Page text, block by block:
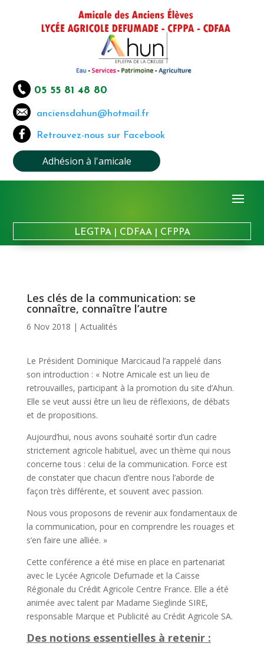
05 55 81 48 80
anciensdahun@hotmail.fr
Retrouvez-nous sur Facebook
Adhésion à l'amicale
LEGTPA| CDFAA| CFPPA
Les clés de la communication: se
connaître, connaître l’autre
6 Nov 2018 | Actualités
Le Président Dominique Marcicaud l’a rappelé dans
son introduction : « Notre Amicale est un lieu de
retrouvailles, participant à la promotion du site d’Ahun.
Elle se veut aussi être un lieu de réflexions, de débats
et de propositions.
Aujourd’hui, nous avons souhaité sortir d’un cadre
strictement agricole habituel, avec un thème qui nous
concerne tous : celui de la communication. Force est
de constater que chacun d’entre nous l’aborde de
façon très différente, et souvent avec passion.
Nous vous proposons de revenir aux fondamentaux de
la communication, pour en comprendre les rouages et
s’en faire une alliée. »
Cette conférence a été mise en place en partenariat
avec le Lycée Agricole Defumade et la Caisse
Régionale du Crédit Agricole Centre France. Elle a été
animée avec talent par Madame Sieglinde SIRE,
responsable Marque et Publicité au Crédit Agricole SA.
Des notions essentielles à retenir :